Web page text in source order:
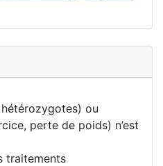
ou
perte de poids) n’est
traitements